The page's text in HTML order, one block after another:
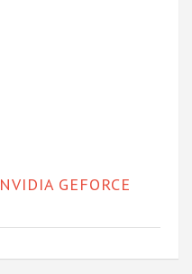
NVIDIA GEFORCE